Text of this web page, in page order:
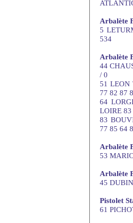
Arbalète
5
534
Arbalète
44
/ 0
51 LEON
77 82 87
64
LOIRE
83
77 85 64
Arbalète
53
Arbalète
45
Pistolet
61